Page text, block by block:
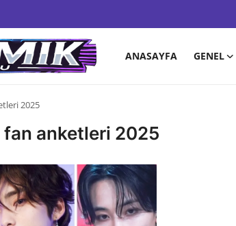
ANASAYFA GENEL
2025
anketleri 2025